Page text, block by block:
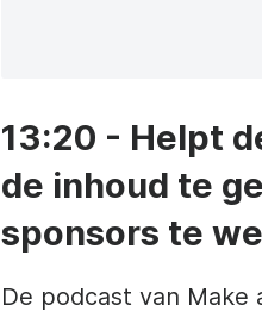
13:20 - Helpt
de inhoud te
sponsors te
De podcast van